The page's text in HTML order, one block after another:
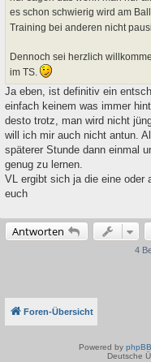
es schon schwierig wird am
Training bei anderen nicht
Dennoch sei herzlich
im TS.
Ja eben, ist definitiv ein
einfach keinem was immer
desto trotz, man wird nicht
will ich mir auch nicht antun.
späterer Stunde dann einmal
genug zu lernen.
VL ergibt sich ja die eine oder
euch
Antworten
4
Foren-Übersicht
Powered by phpBB
Deutsche